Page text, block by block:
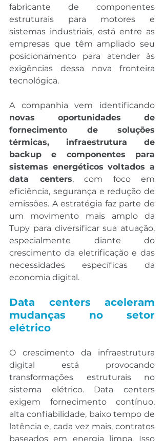
fabricante de componentes
estruturais para motores e
sistemas industriais, está entre as
empresas que têm ampliado seu
posicionamento para atender às
exigências dessa nova fronteira
tecnológica.
novas oportunidades de
fornecimento de soluções
térmicas, infraestrutura de
backup e componentes para
sistemas energéticos voltados a
data centers, com foco em
eficiência, segurança e redução de
emissões. A estratégia faz parte de
um movimento mais amplo da
Tupy para diversificar sua atuação,
especialmente diante do
crescimento da eletrificação e das
necessidades específicas da
economia digital.
Data centers aceleram
mudanças no setor
elétrico
O crescimento da infraestrutura
digital está provocando
transformações estruturais no
sistema elétrico. Data centers
exigem fornecimento contínuo,
alta confiabilidade, baixo tempo de
latência e, cada vez mais, contratos
baseados em energia limpa. Isso